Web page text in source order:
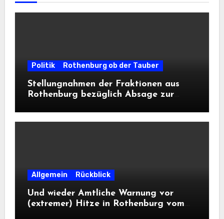
Politik Rothenburg ob der Tauber
Stellungnahmen der Fraktionen aus
Rothenburg bezüglich Absage zur
Allgemein Rückblick
Und wieder Amtliche Warnung vor
(extremer) Hitze in Rothenburg vom